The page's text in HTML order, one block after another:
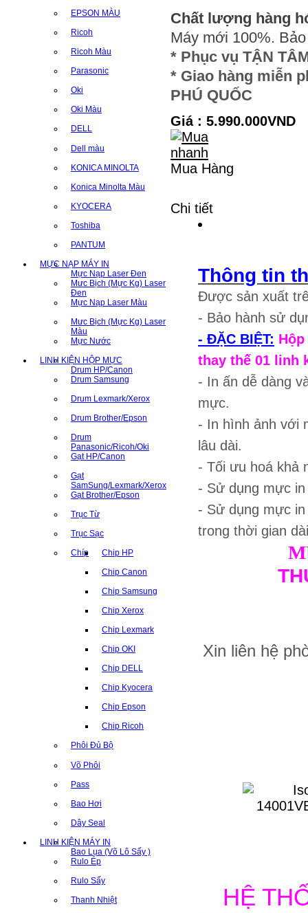
EPSON MÀU
Ricoh
Ricoh Màu
Parasonic
Oki
Oki Màu
DELL
Dell màu
KONICA MINOLTA
Konica Minolta Màu
KYOCERA
Toshiba
PANTUM
MỰC NẠP MÁY IN
Mực Nạp Laser Đen
Mưc Bịch (Mực Kg) Laser
Đen
Mực Nạp Laser Màu
Mưc Bịch (Mực Kg) Laser
Màu
Mực Nước
LINH KIỆN HỘP MỰC
Drum HP/Canon
Drum Samsung
Drum Lexmark/Xerox
Drum Brother/Epson
Drum
Panasonic/Ricoh/Oki
Gạt HP/Canon
Gạt
SamSung/Lexmark/Xerox
Gạt Brother/Epson
Trục Từ
Trục Sạc
Chíp Chip HP
Chip Canon
Chip Samsung
Chip Xerox
Chip Lexmark
Chip OKI
Chip DELL
Chip Kyocera
Chip Epson
Chip Ricoh
Phôi Đủ Bộ
Võ Phôi
Pass
Bao Hơi
Dây Seal
LINH KIỆN MÁY IN
Bao Lụa (Võ Lô Sấy )
Rulo Ép
Rulo Sấy
Thanh Nhiệt
Chất lượng hàng
Máy mới 100%.
* Phục vụ TẬN
* Giao hàng miễn
PHÚ QUỐC
Giá : 5.990.000VND
Mua Hàng
Chi tiết
Thông tin
Được sản xuất
- Bảo hành sử
- ĐẶC BIỆT:
thay thế 01 linh
- In ấn dễ dàng
mực.
- In hình ảnh với
lâu dài.
- Tối ưu hoá khả
- Sử dụng mực
- Sử dụng mực
trong thời gian
Xin liên hệ
HỆ